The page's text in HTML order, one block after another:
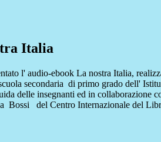
Italia
l' audio-ebook La nostra Italia,
secondaria di primo grado dell'
delle insegnanti ed in collaborazione
Bossi del Centro Internazionale del